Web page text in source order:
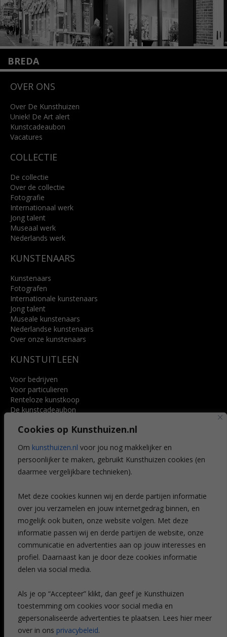
Cookies op Kunsthuizen.nl
Om kunsthuizen.nl voor jou nog makkelijker en
persoonlijker te maken, gebruikt Kunsthuizen cookies (en
daarmee vergelijkbare technieken).
Met deze cookies kunnen wij en derde partijen informatie
over jou verzamelen en jouw internetgedrag binnen, en
mogelijk ook buiten, onze website volgen. Met deze
informatie passen wij en derde partijen de website, onze
communicatie en advertenties aan op jouw interesses en
profiel. Daarnaast kan je door deze cookies informatie
delen via social media.
Als je op “Accepteer” klikt, dan geef je Kunsthuizen
toestemming om cookies voor social media en
gepersonaliseerde advertenties te plaatsen. Lees hier meer
over in ons privacybeleid.
BREDA
4818 SB Breda
info@kunsthuisbreda.nl
Lees meer
OVER ONS
Over De Kunsthuizen
Uniek! De Art alert
Kunstcadeaubon
Vacatures
COLLECTIE
De collectie
Over de collectie
Fotografie
Internationaal werk
Jong talent
Museaal werk
Nederlands werk
KUNSTENAARS
Kunstenaars
Fotografen
Internationale kunstenaars
Jong talent
Museale kunstenaars
Nederlandse kunstenaars
Over onze kunstenaars
KUNSTUITLEEN
Voor bedrijven
Voor particulieren
Renteloze kunstkoop
De kunstcadeaubon
Voordelen
Veelgestelde vragen
CONTACT
Leiden
Amsterdam
Breda
Favorieten
Mijn art alert
NIEUWSBRIEF